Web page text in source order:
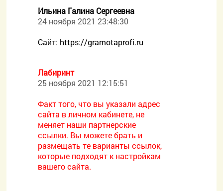
Ильина Галина Сергеевна
24 ноября 2021 23:48:30
Сайт: https://gramotaprofi.ru
Лабиринт
25 ноября 2021 12:15:51
Факт того, что вы указали адрес
сайта в личном кабинете, не
меняет наши партнерские
ссылки. Вы можете брать и
размещать те варианты ссылок,
которые подходят к настройкам
вашего сайта.